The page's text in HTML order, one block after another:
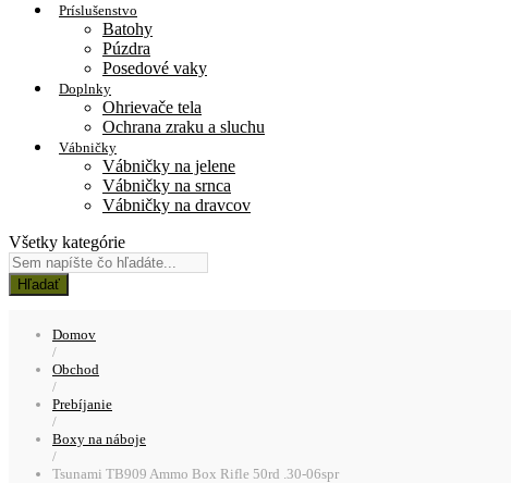
Príslušenstvo
Batohy
Púzdra
Posedové vaky
Doplnky
Ohrievače tela
Ochrana zraku a sluchu
Vábničky
Vábničky na jelene
Vábničky na srnca
Vábničky na dravcov
Všetky kategórie
Hľadať
Domov
/
Obchod
/
Prebíjanie
/
Boxy na náboje
/
Tsunami TB909 Ammo Box Rifle 50rd .30-06spr